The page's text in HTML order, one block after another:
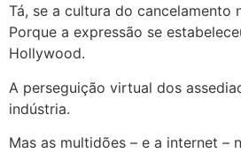
Tá, se a cultura do
Porque a expressão se
Hollywood.
A perseguição virtual dos
indústria.
Mas as multidões – e a internet –